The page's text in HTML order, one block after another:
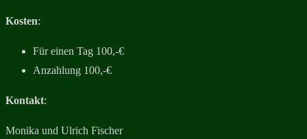
Kosten:
Für einen Tag 100,-€
Anzahlung 100,-€
Kontakt:
Monika und Ulrich Fischer